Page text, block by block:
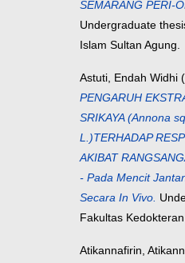
SEMARANG PERI-
Undergraduate
Islam Sultan Agung.
Astuti, Endah Widhi
PENGARUH
SRIKAYA (Annona
L.)TERHADAP
AKIBAT
- Pada Mencit
Secara In Vivo.
Fakultas
Atikannafirin,